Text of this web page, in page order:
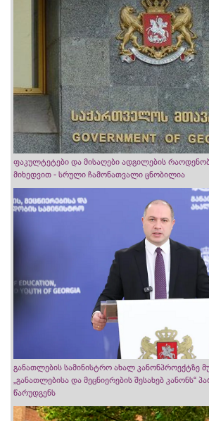
ფაკულტეტები და მისაღები ადგილების
მიხედვით - სრული ჩამონათვალი ცნობილია
განათლების სამინისტრო ახალ კანონპროექტზე
„განათლებისა და მეცნიერების შესახებ კანონს“
წარუდგენს